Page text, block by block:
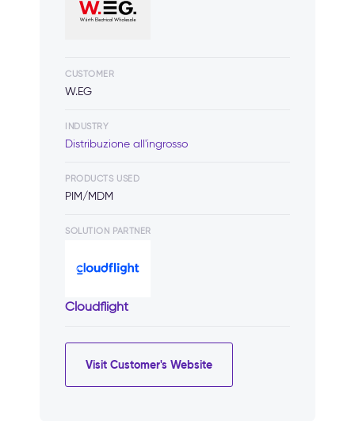
CUSTOMER
W.EG
INDUSTRY
Distribuzione all'ingrosso
PRODUCTS USED
PIM/MDM
SOLUTION PARTNER
Cloudflight
Visit Customer's Website